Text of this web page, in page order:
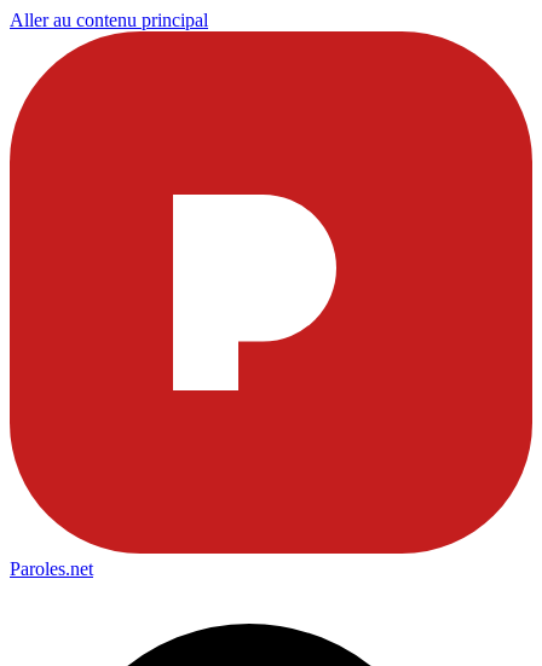
Aller au contenu principal
Paroles.net